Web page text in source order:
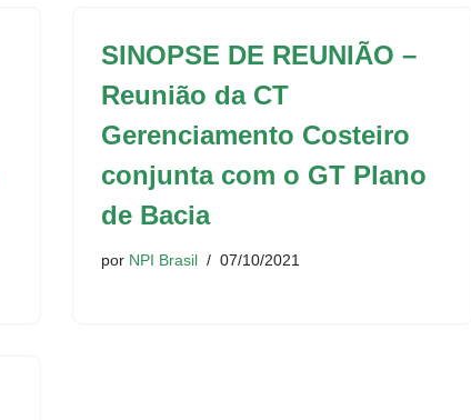
SINOPSE DE REUNIÃO –
Reunião da CT
Gerenciamento Costeiro
conjunta com o GT Plano
de Bacia
por NPI Brasil 07/10/2021